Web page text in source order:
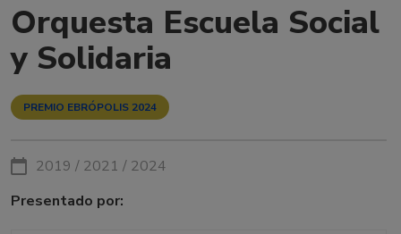
Orquesta Escuela Social
y Solidaria
PREMIO EBRÓPOLIS 2024
2019 / 2021 / 2024
Presentado por: